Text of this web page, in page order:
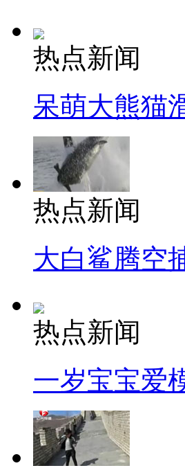
热点新闻
呆萌大熊猫
热点新闻
大白鲨腾空
热点新闻
一岁宝宝爱